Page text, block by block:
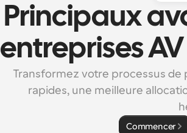
Principaux
entreprises
Transformez votre processus
rapides, une meilleure
Commencer